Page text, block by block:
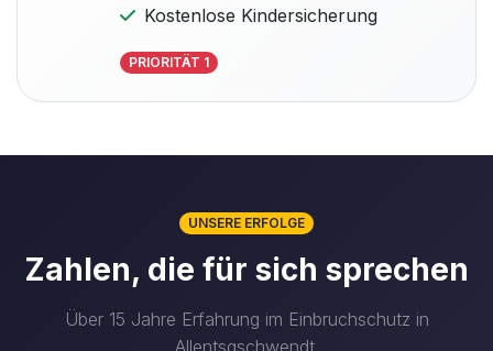
Kostenlose Kindersicherung
PRIORITÄT 1
UNSERE ERFOLGE
Zahlen, die für sich sprechen
Über 15 Jahre Erfahrung im Einbruchschutz in
Allentsgschwendt.